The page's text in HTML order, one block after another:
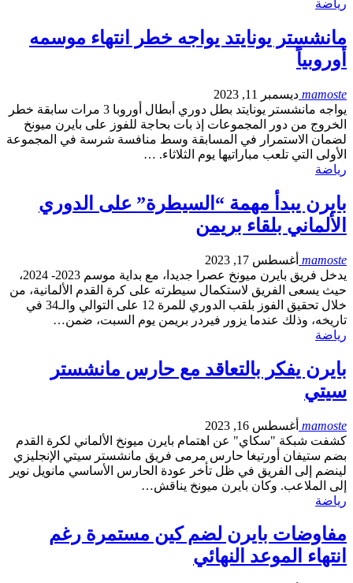
رياضة
مانشستر يونايتد يواجه خطر انتهاء موسمه
أوروبياً
mamoste ديسمبر 11, 2023
يواجه مانشستر يونايتد بطل دوري أبطال أوروبا 3 مرات سابقة خطر
الخروج من دور المجموعات إذ بات بحاجة للفوز على بايرن ميونخ
لضمان الاستمرار في المسابقة وسط منافسة شرسة في المجموعة
الأولى التي تلعب مباراتيها يوم الثلاثاء. …
رياضة
بايرن يبدأ مهمة “السيطرة” على الدوري
الألماني بلقاء بريمن
mamoste أغسطس 17, 2023
يدخل فريق بايرن ميونخ عصرا جديدا، مع بداية موسم 2023- 2024،
حيث يسعى الفريق لاستكمال سيطرته على كرة القدم الألمانية، من
خلال تحقيق الفوز بلقب الدوري للمرة 12 على التوالي والـ34 في
تاريخه، وذلك عندما يزور فيردر بريمن يوم السبت، ضمن…
رياضة
بايرن يفكر بالتعاقد مع حارس مانشستر
سيتي
mamoste أغسطس 16, 2023
كشفت شبكة "سكاي" عن اهتمام بايرن ميونخ الألماني لكرة القدم
بضم ستيفان أورتيغا حارس مرمى فريق مانشستر سيتي الإنجليزي
لينضم إلى الفريق في ظل تأخر عودة الحارس الأساسي مانويل نوير
إلى الملاعب. وكان بايرن ميونخ يناقش…
رياضة
مفاوضات بايرن لضم كين مستمرة رغم
انتهاء الموعد النهائي